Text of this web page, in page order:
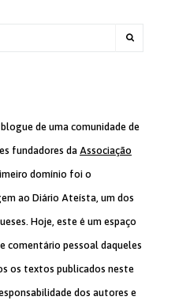
de uma comunidade de
fundadores da Associação
domínio foi o
ao Diário Ateísta, um dos
Hoje, este é um espaço
comentário pessoal daqueles
os textos publicados neste
dos autores e